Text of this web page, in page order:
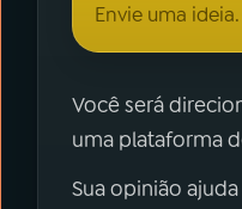
Envie uma ideia.
Você será
uma plataforma
Sua opinião